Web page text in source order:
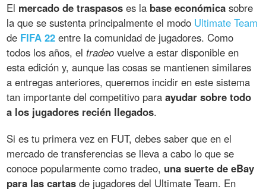
El mercado de traspasos es la base económica sobre
la que se sustenta principalmente el modo Ultimate Team
de FIFA 22 entre la comunidad de jugadores. Como
todos los años, eltradeo vuelve a estar disponible en
esta edición y, aunque las cosas se mantienen similares
a entregas anteriores, queremos incidir en este sistema
tan importante del competitivo paraayudar sobre todo
a los jugadores recién llegados.
Si es tu primera vez en FUT, debes saber que en el
mercado de transferencias se lleva a cabo lo que se
conoce popularmente como tradeo, una suerte de eBay
para las cartas de jugadores del Ultimate Team. En